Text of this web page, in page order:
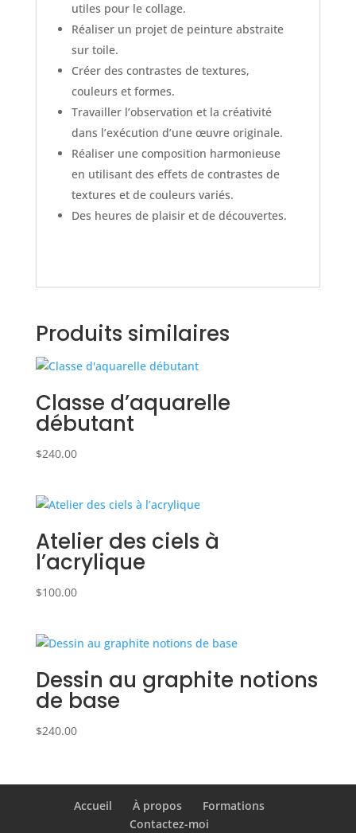
utiles pour le collage.
Réaliser un projet de peinture abstraite
sur toile.
Créer des contrastes de textures,
couleurs et formes.
Travailler l’observation et la créativité
dans l’exécution d’une œuvre originale.
Réaliser une composition harmonieuse
en utilisant des effets de contrastes de
textures et de couleurs variés.
Des heures de plaisir et de découvertes.
Produits similaires
Classe d’aquarelle
débutant
$240.00
Atelier des ciels à
l’acrylique
$100.00
Dessin au graphite notions
de base
$240.00
Accueil À propos
Formations
Contactez-moi